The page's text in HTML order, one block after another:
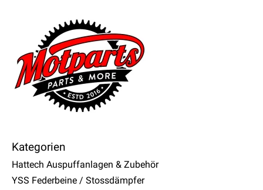
Kategorien
Hattech Auspuffanlagen & Zubehör
YSS Federbeine / Stossdämpfer